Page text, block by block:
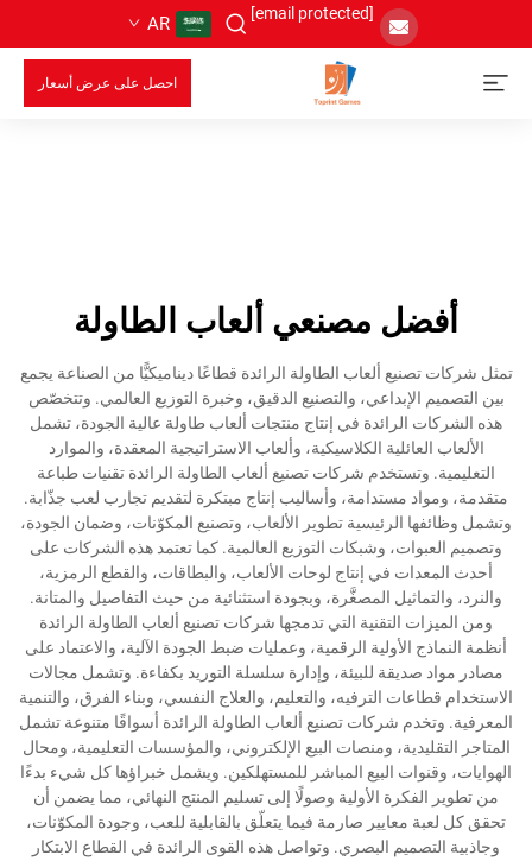
[email protected]
AR
احصل على عرض أسعار
أفضل مصنعي ألعاب الطاولة
تمثل شركات تصنيع ألعاب الطاولة الرائدة قطاعًا ديناميكيًّا من الصناعة يجمع
بين التصميم الإبداعي، والتصنيع الدقيق، وخبرة التوزيع العالمي. وتتخصّص
هذه الشركات الرائدة في إنتاج منتجات ألعاب طاولة عالية الجودة، تشمل
الألعاب العائلية الكلاسيكية، وألعاب الاستراتيجية المعقدة، والموارد
التعليمية. وتستخدم شركات تصنيع ألعاب الطاولة الرائدة تقنيات طباعة
متقدمة، ومواد مستدامة، وأساليب إنتاج مبتكرة لتقديم تجارب لعب جذّابة.
وتشمل وظائفها الرئيسية تطوير الألعاب، وتصنيع المكوّنات، وضمان الجودة،
وتصميم العبوات، وشبكات التوزيع العالمية. كما تعتمد هذه الشركات على
أحدث المعدات في إنتاج لوحات الألعاب، والبطاقات، والقطع الرمزية،
والنرد، والتماثيل المصغَّرة، وبجودة استثنائية من حيث التفاصيل والمتانة.
ومن الميزات التقنية التي تدمجها شركات تصنيع ألعاب الطاولة الرائدة
أنظمة النماذج الأولية الرقمية، وعمليات ضبط الجودة الآلية، والاعتماد على
مصادر مواد صديقة للبيئة، وإدارة سلسلة التوريد بكفاءة. وتشمل مجالات
الاستخدام قطاعات الترفيه، والتعليم، والعلاج النفسي، وبناء الفرق، والتنمية
المعرفية. وتخدم شركات تصنيع ألعاب الطاولة الرائدة أسواقًا متنوعة تشمل
المتاجر التقليدية، ومنصات البيع الإلكتروني، والمؤسسات التعليمية، ومحال
الهوايات، وقنوات البيع المباشر للمستهلكين. ويشمل خبراؤها كل شيء بدءًا
من تطوير الفكرة الأولية وصولًا إلى تسليم المنتج النهائي، مما يضمن أن
تحقق كل لعبة معايير صارمة فيما يتعلّق بالقابلية للعب، وجودة المكوّنات،
وجاذبية التصميم البصري. وتواصل هذه القوى الرائدة في القطاع الابتكار